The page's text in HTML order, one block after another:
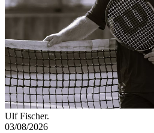
Ulf Fischer.
03/08/2026